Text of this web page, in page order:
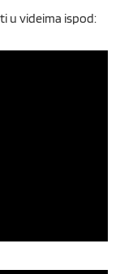
u videima ispod: